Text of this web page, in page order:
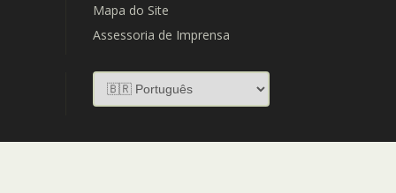
Mapa do Site
Assessoria de Imprensa